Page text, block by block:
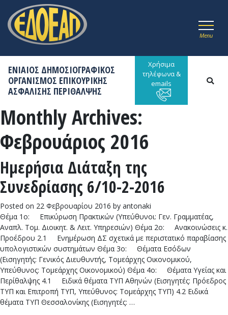
Menu
ΕΝΙΑΙΟΣ ΔΗΜΟΣΙΟΓΡΑΦΙΚΟΣ
ΟΡΓΑΝΙΣΜΟΣ ΕΠΙΚΟΥΡΙΚΗΣ
ΑΣΦΑΛΙΣΗΣ ΠΕΡΙΘΑΛΨΗΣ
Χρήσιμα
τηλέφωνα &
emails
Monthly Archives:
Φεβρουάριος 2016
Ημερήσια Διάταξη της
Συνεδρίασης 6/10-2-2016
Posted on 22 Φεβρουαρίου 2016 by antonaki
Θέμα 1ο: Επικύρωση Πρακτικών (Υπεύθυνοι: Γεν. Γραμματέας,
Αναπλ. Τομ. Διοικητ. & Λειτ. Υπηρεσιών) Θέμα 2ο: Ανακοινώσεις κ.
Προέδρου 2.1 Ενημέρωση ΔΣ σχετικά με περιστατικό παραβίασης
υπολογιστικών συστημάτων Θέμα 3ο: Θέματα Εσόδων
(Εισηγητής: Γενικός Διευθυντής, Τομεάρχης Οικονομικού,
Υπεύθυνος: Τομεάρχης Οικονομικού) Θέμα 4ο: Θέματα Υγείας και
Περίθαλψης 4.1 Ειδικά θέματα ΤΥΠ Αθηνών (Εισηγητές: Πρόεδρος
ΤΥΠ και Επιτροπή ΤΥΠ, Υπεύθυνος: Τομεάρχης ΤΥΠ) 4.2 Ειδικά
θέματα ΤΥΠ Θεσσαλονίκης (Εισηγητές: …